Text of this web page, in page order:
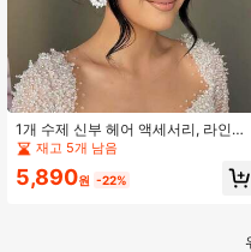
1개 수제 신부 헤어 액세서리, 라인스
톤 & 진주 헤어 빗, 합금 잎 웨딩 헤어
합
재고 5개 남음
5,890원 -22%